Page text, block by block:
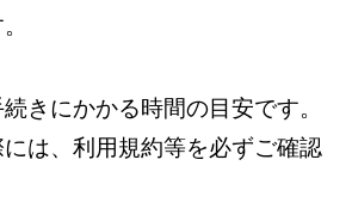
きにかかる時間の目安です。
は、利用規約等を必ずご確認